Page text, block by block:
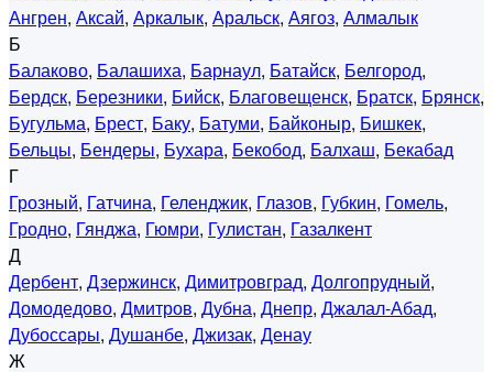
Ангрен, Аксай, Аркалык, Аральск, Аягоз, Алмалык
Б
Балаково, Балашиха, Барнаул, Батайск, Белгород,
Бердск, Березники, Бийск, Благовещенск, Братск, Брянск,
Бугульма, Брест, Баку, Батуми, Байконыр, Бишкек,
Бельцы, Бендеры, Бухара, Бекобод, Балхаш, Бекабад
Г
Грозный, Гатчина, Геленджик, Глазов, Губкин, Гомель,
Гродно, Гянджа, Гюмри, Гулистан, Газалкент
Д
Дербент, Дзержинск, Димитровград, Долгопрудный,
Домодедово, Дмитров, Дубна, Днепр, Джалал-Абад,
Дубоссары, Душанбе, Джизак, Денау
Ж